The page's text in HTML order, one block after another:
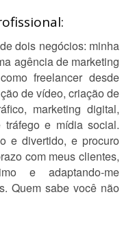
dois negócios: minha
agência de marketing
freelancer desde
de vídeo, criação de
marketing digital,
tráfego e mídia social.
e divertido, e procuro
com meus clientes,
e adaptando-me
Quem sabe você não